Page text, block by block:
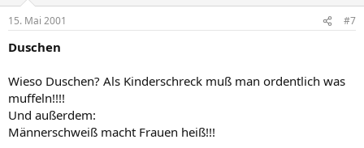
15. Mai 2001 #7
Duschen
Wieso Duschen? Als Kinderschreck muß man ordentlich was
muffeln!!!!
Und außerdem:
Männerschweiß macht Frauen heiß!!!